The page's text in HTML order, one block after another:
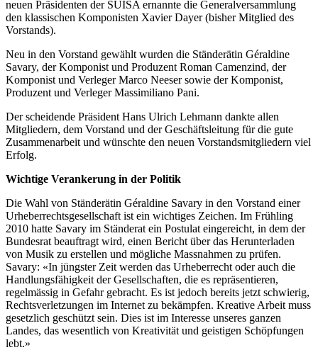
neuen Präsidenten der SUISA ernannte die Generalversammlung
den klassischen Komponisten Xavier Dayer (bisher Mitglied des
Vorstands).
Neu in den Vorstand gewählt wurden die Ständerätin Géraldine
Savary, der Komponist und Produzent Roman Camenzind, der
Komponist und Verleger Marco Neeser sowie der Komponist,
Produzent und Verleger Massimiliano Pani.
Der scheidende Präsident Hans Ulrich Lehmann dankte allen
Mitgliedern, dem Vorstand und der Geschäftsleitung für die gute
Zusammenarbeit und wünschte den neuen Vorstandsmitgliedern viel
Erfolg.
Wichtige Verankerung in der Politik
Die Wahl von Ständerätin Géraldine Savary in den Vorstand einer
Urheberrechtsgesellschaft ist ein wichtiges Zeichen. Im Frühling
2010 hatte Savary im Ständerat ein Postulat eingereicht, in dem der
Bundesrat beauftragt wird, einen Bericht über das Herunterladen
von Musik zu erstellen und mögliche Massnahmen zu prüfen.
Savary: «In jüngster Zeit werden das Urheberrecht oder auch die
Handlungsfähigkeit der Gesellschaften, die es repräsentieren,
regelmässig in Gefahr gebracht. Es ist jedoch bereits jetzt schwierig,
Rechtsverletzungen im Internet zu bekämpfen. Kreative Arbeit muss
gesetzlich geschützt sein. Dies ist im Interesse unseres ganzen
Landes, das wesentlich von Kreativität und geistigen Schöpfungen
lebt.»